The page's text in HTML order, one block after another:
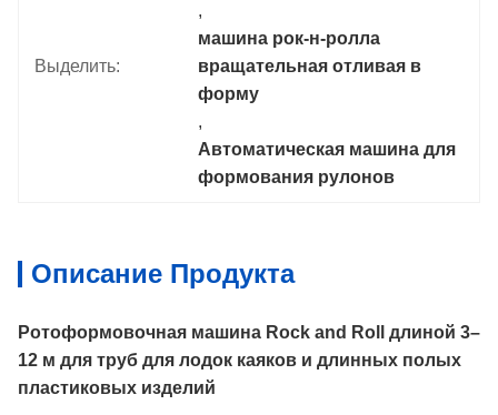
Выделить:
,
машина рок-н-ролла
вращательная отливая в
форму
,
Автоматическая машина для
формования рулонов
Описание Продукта
Ротоформовочная машина Rock and Roll длиной 3–
12 м для труб для лодок каяков и длинных полых
пластиковых изделий